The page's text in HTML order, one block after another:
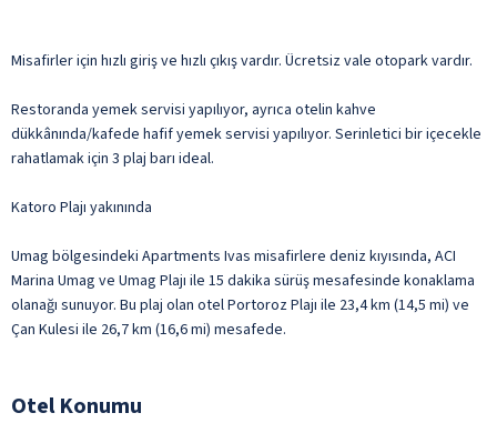
Misafirler için hızlı giriş ve hızlı çıkış vardır. Ücretsiz vale otopark vardır.
Restoranda yemek servisi yapılıyor, ayrıca otelin kahve
dükkânında/kafede hafif yemek servisi yapılıyor. Serinletici bir içecekle
rahatlamak için 3 plaj barı ideal.
Katoro Plajı yakınında
Umag bölgesindeki Apartments Ivas misafirlere deniz kıyısında, ACI
Marina Umag ve Umag Plajı ile 15 dakika sürüş mesafesinde konaklama
olanağı sunuyor. Bu plaj olan otel Portoroz Plajı ile 23,4 km (14,5 mi) ve
Çan Kulesi ile 26,7 km (16,6 mi) mesafede.
Otel Konumu